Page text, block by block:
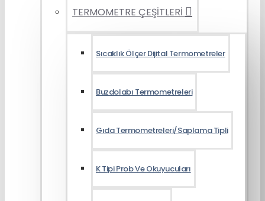
TERMOMETRE ÇEŞİTLERİ
Sıcaklık Ölçer Dijital Termometreler
Buzdolabı Termometreleri
Gıda Termometreleri/Saplama Tipli
K Tipi Prob Ve Okuyucuları